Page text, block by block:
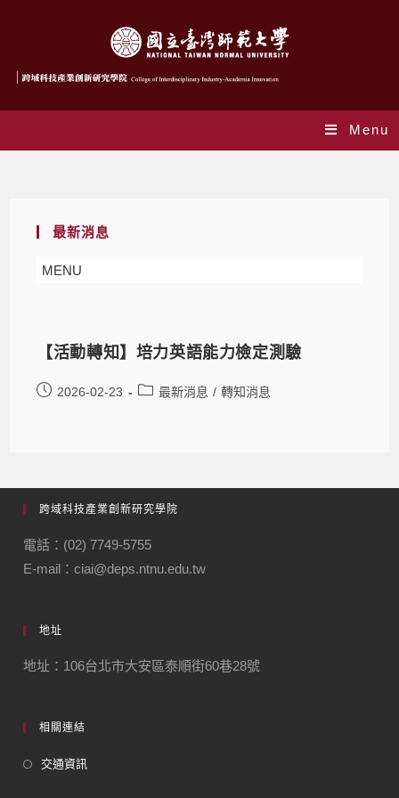
Menu
最新消息
MENU
【活動轉知】培力英語能力檢定測驗
2026-02-23 最新消息 / 轉知消息
跨域科技產業創新研究學院
電話：(02) 7749-5755
E-mail：ciai@deps.ntnu.edu.tw
地址
地址：106台北市大安區泰順街60巷28號
相關連結
交通資訊